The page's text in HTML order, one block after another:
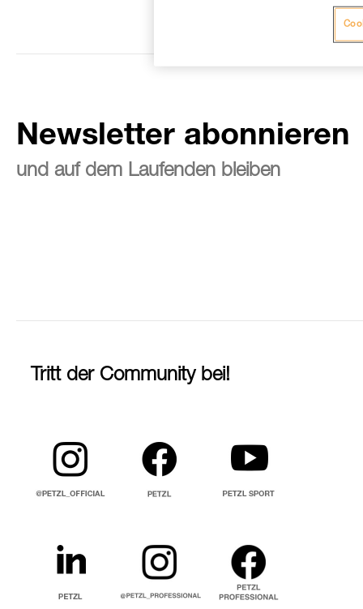
Newsletter abonnieren
und auf dem Laufenden bleiben
Tritt der Community bei!